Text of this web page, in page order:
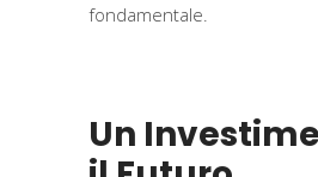
fondamentale.
Un